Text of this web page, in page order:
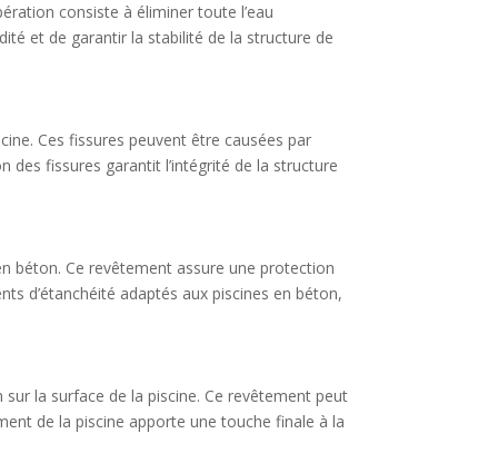
consiste à éliminer toute l’eau
et de garantir la stabilité de la structure de
Ces fissures peuvent être causées par
des fissures garantit l’intégrité de la structure
béton. Ce revêtement assure une protection
d’étanchéité adaptés aux piscines en béton,
la surface de la piscine. Ce revêtement peut
de la piscine apporte une touche finale à la